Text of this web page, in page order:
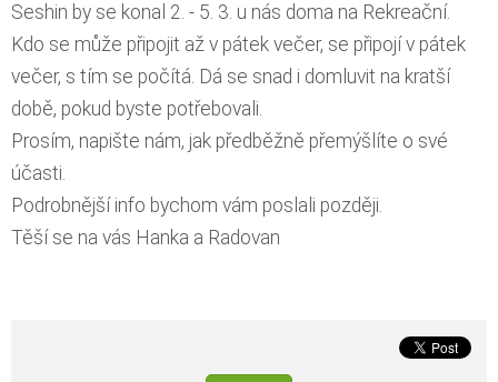
Seshin by se konal 2. - 5. 3. u nás doma na Rekreační.
Kdo se může připojit až v pátek večer, se připojí v pátek
večer, s tím se počítá. Dá se snad i domluvit na kratší
době, pokud byste potřebovali.
Prosím, napište nám, jak předběžně přemýšlíte o své
účasti.
Podrobnější info bychom vám poslali později.
Těší se na vás Hanka a Radovan